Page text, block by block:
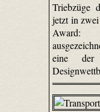
Triebzüge
jetzt in
Award:
eine der